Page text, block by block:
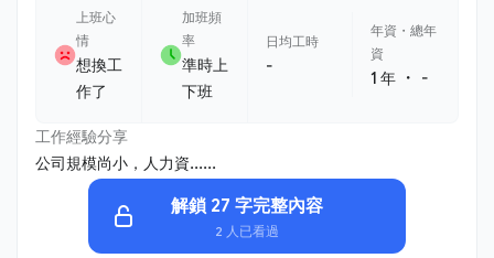
上班心
情
想換工
作了
加班頻
率
準時上
下班
日均工時
-
年資・總年
資
1 年 ・ -
工作經驗分享
公司規模尚小，人力資......
解鎖 27 字完整內容
2 人已看過